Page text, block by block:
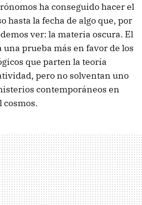
ha conseguido hacer el
hasta la fecha de algo que, por
ver: la materia oscura. El
prueba más en favor de los
que parten la teoría
pero no solventan uno
contemporáneos en